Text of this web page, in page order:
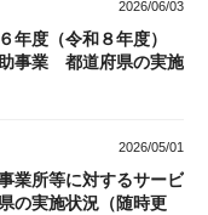
2026/06/03
年度（令和８年度）
事業 都道府県の実施
2026/05/01
業所等に対するサービ
の実施状況（随時更